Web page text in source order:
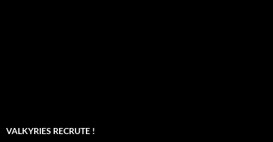
VALKYRIES RECRUTE !